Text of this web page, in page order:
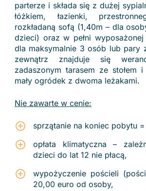
parterze i składa się z dużej
łóżkiem, łazienki,
rozkładaną sofą (1,40m – dla
dzieci) oraz w pełni
dla maksymalnie 3 osób lub pary
zewnątrz znajduje się
zadaszonym tarasem ze stołem i
mały ogródek z dwoma leżakami.
Nie zawarte w cenie:
sprzątanie na koniec pobytu
opłata klimatyczna –
dzieci do lat 12 nie płacą,
wypożyczenie pościeli
20,00 euro od osoby,